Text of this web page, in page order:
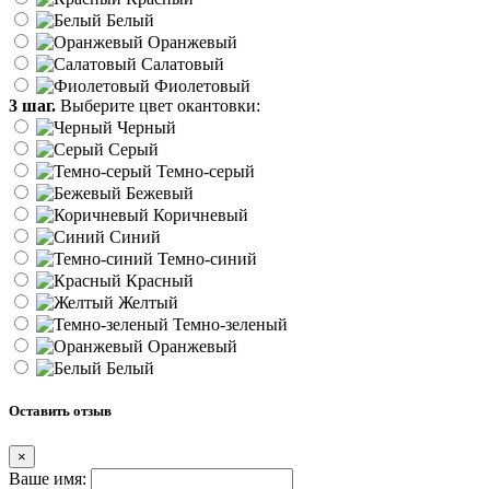
Белый
Оранжевый
Салатовый
Фиолетовый
3 шаг. Выберите цвет окантовки:
Черный
Серый
Темно-серый
Бежевый
Коричневый
Синий
Темно-синий
Красный
Желтый
Темно-зеленый
Оранжевый
Белый
Оставить отзыв
×
Ваше имя: